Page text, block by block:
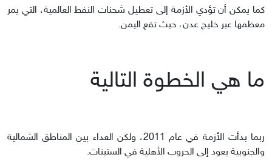
كما يمكن أن تؤدي الأزمة إلى تعطيل شحنات النفط العالمية، التي يمر
معظمها عبر خليج عدن، حيث تقع اليمن.
ما هي الخطوة التالية
ربما بدأت الأزمة في عام 2011، ولكن العداء بين المناطق الشمالية
والجنوبية يعود إلى الحروب الأهلية في الستينات.